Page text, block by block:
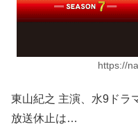
https://
東山紀之 主演、水9ドラ
放送休止は…